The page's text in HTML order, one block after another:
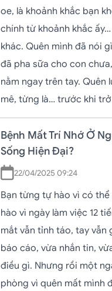
oe, là khoảnh khắc bạn
chính từ khoảnh khắc
khác. Quên mình đã nói
đã pha sữa cho con
nằm ngay trên tay. Quên
mê, từng là… trước khi trở
Bệnh Mất Trí Nhớ Ở
Sống Hiện Đại?
22/04/2025 09:24
Bạn từng tự hào vì có
hào vì ngày làm việc 12
mắt vẫn tỉnh táo, tay vẫn
báo cáo, vừa nhắn tin,
điều gì. Nhưng rồi một
phòng vì quên mất mình